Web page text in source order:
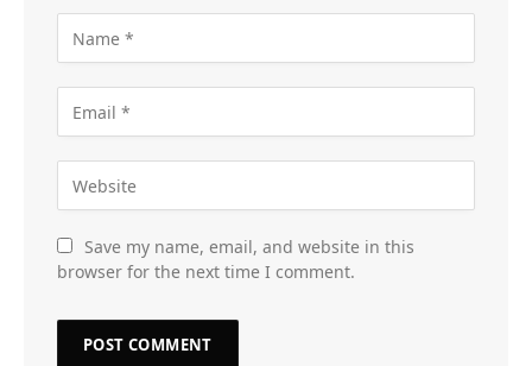
Save my name, email, and website in this
browser for the next time I comment.